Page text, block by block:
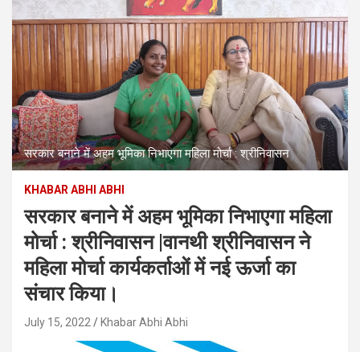
सरकार बनाने में अहम भूमिका निभाएगा महिला मोर्चा : श्रीनिवासन
KHABAR ABHI ABHI
सरकार बनाने में अहम भूमिका निभाएगा महिला
मोर्चा : श्रीनिवासन |वानथी श्रीनिवासन ने
महिला मोर्चा कार्यकर्ताओं में नई ऊर्जा का
संचार किया।
July 15, 2022 Khabar Abhi Abhi